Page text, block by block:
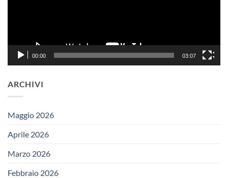
00:00 03:07
ARCHIVI
Maggio 2026
Aprile 2026
Marzo 2026
Febbraio 2026